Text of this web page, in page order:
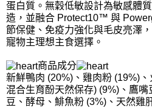
蛋白質。無穀低敏設計為敏感體
造，並融合 Protect10™ 與
節保健、免疫力強化與毛皮亮澤
寵物主理想主食選擇。
商品成分
新鮮鴨肉 (20%)、雞肉粉 (19%)
混合生育酚天然保存) (9%)、鷹
豆、酵母、鯡魚粉 (3%)、天然雞